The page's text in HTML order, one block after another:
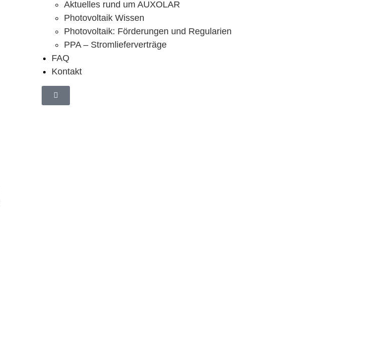
Aktuelles rund um AUXOLAR
Photovoltaik Wissen
Photovoltaik: Förderungen und Regularien
PPA – Stromlieferverträge
FAQ
Kontakt